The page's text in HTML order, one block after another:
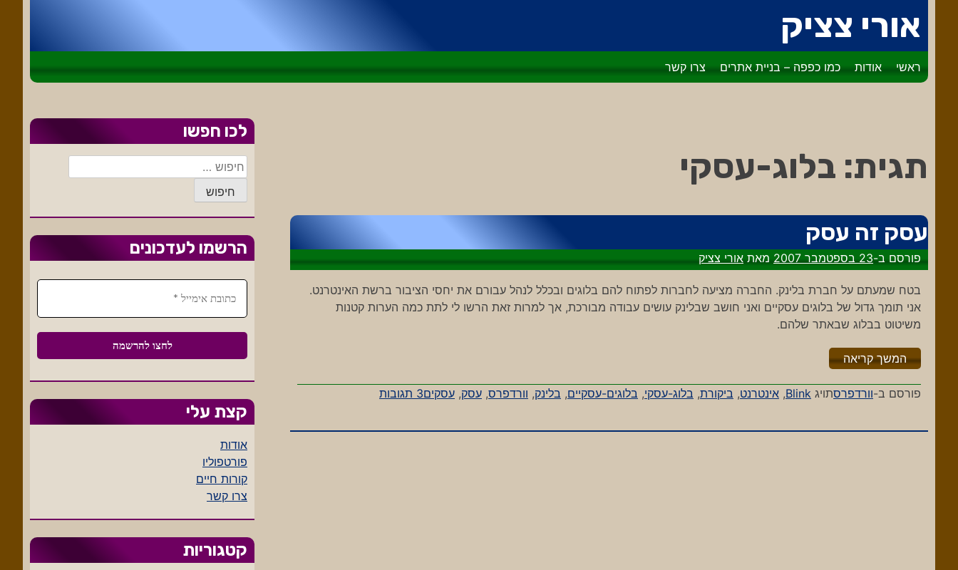
לתוכן
אורי צציק
ראשי אודות כמו כפפה – בניית אתרים צרו קשר
תגית: בלוג-עסקי
עסק זה עסק
פורסם ב-23 בספטמבר 2007 מאתאורי צציק
בטח שמעתם על חברת בלינק. החברה מציעה לחברות לפתוח להם בלוגים ובכלל לנהל עבורם את יחסי הציבור ברשת האינטרנט.
אני תומך גדול של בלוגים עסקיים ואני חושב שבלינק עושים עבודה מבורכת, אך למרות זאת הרשו לי לתת כמה הערות קטנות
משיטוט בבלוג שבאתר שלהם.
המשך קריאה"%s"
פורסם ב-וורדפרסתויג Blink
, אינטרנט, ביקורת, בלוג-עסקי, בלוגים-עסקיים, בלינק, וורדפרס, עסק, עסקים3 תגובות
על
זה
לכו חפשו
חיפוש:
הרשמו לעדכונים
קצת עלי
אודות
פורטפוליו
קורות חיים
צרו קשר
קטגוריות